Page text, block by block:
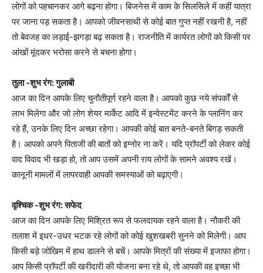
लोगों को पहचानकर आगे बढ़ना होगा। बिजनेस में काम के सिलसिले में कहीं यात्रा
पर जाना पड़ सकता है। आपको जीवनसाथी से कोई बात गुप्त नहीं रखनी है, नहीं
तो बेवजह का लड़ाई-झगड़ा बढ़ सकता है। राजनीति में कार्यरत लोगों को किसी पर
आंखों मूंदकर भरोसा करने से बचना होगा।
तुला -शुभ रंग: गुलाबी
आज का दिन आपके लिए चुनौतीपूर्ण रहने वाला है। आपको कुछ नये संपर्कों से
लाभ मिलेगा और जो लोग शेयर मार्केट आदि में इन्वेस्टमेंट करने के प्लानिंग कर
रहे हैं, उनके लिए दिन अच्छा रहेगा। आपकी कोई बात बनते-बनते बिगड़ सकती
है। आपको अपने पिताजी की बातों को इग्नोर ना करें। यदि प्रॉपर्टी को लेकर कोई
वाद विवाद भी खड़ा हो, तो आप उसमें अपनी राय लोगों के सामने अवश्य रखें।
कानूनी मामलों में लापरवाही आपकी समस्याओं को बढ़ाएगी।
वृश्चिक -शुभ रंग: सफेद
आज का दिन आपके लिए मिश्रित रूप से फलदायक रहने वाला है। नौकरी की
तलाश में इधर-उधर भटक रहे लोगों को कोई खुशखबरी सुनने को मिलेगी। आप
किसी बड़े जोखिम में हाथ डालने से बचें। आपके मित्रों की संख्या में इजाफा होगा।
आप किसी प्रॉपर्टी की खरीदारी की योजना बना रहे थे, तो आपकी वह इच्छा भी